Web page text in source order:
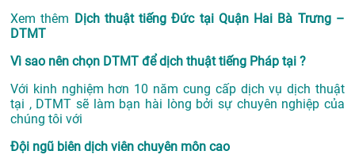
Xem thêm Dịch thuật tiếng Đức tại Quận Hai Bà Trưng –
DTMT
Vì sao nên chọn DTMT để dịch thuật tiếng Pháp tại ?
Với kinh nghiệm hơn 10 năm cung cấp dịch vụdịch thuật
tại , DTMT sẽ làm bạn hài lòng bởi sự chuyên nghiệp của
chúng tôi với
Đội ngũ biên dịch viên chuyên môn cao